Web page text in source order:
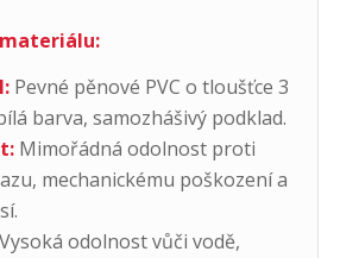
Pevné pěnové PVC o tloušťce 3
barva, samozhášivý podklad.
Mimořádná odolnost proti
mechanickému poškození a
odolnost vůči vodě,